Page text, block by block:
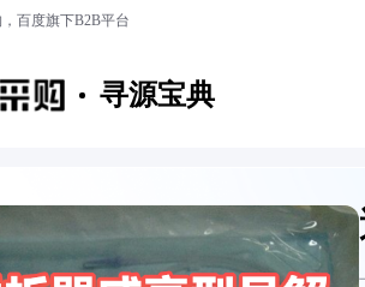
百度旗下B2B平台
寻源宝典